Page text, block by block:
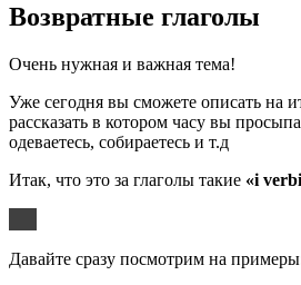
Возвратные глаголы
Очень нужная и важная тема!
Уже сегодня вы сможете описать на
рассказать в котором часу вы
одеваетесь, собираетесь и т.д
Итак, что это за глаголы такие «i verbi
Давайте сразу посмотрим на